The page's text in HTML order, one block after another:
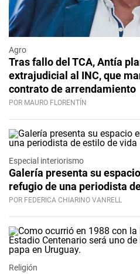
Agro
Tras fallo del TCA, Antía
extrajudicial al INC, que
contrato de arrendamiento
POR MAURO FLORENTÍN
Especial interiorismo
Galería presenta su
refugio de una periodista
POR FEDERICA CHIARINO VANRELL
Religión